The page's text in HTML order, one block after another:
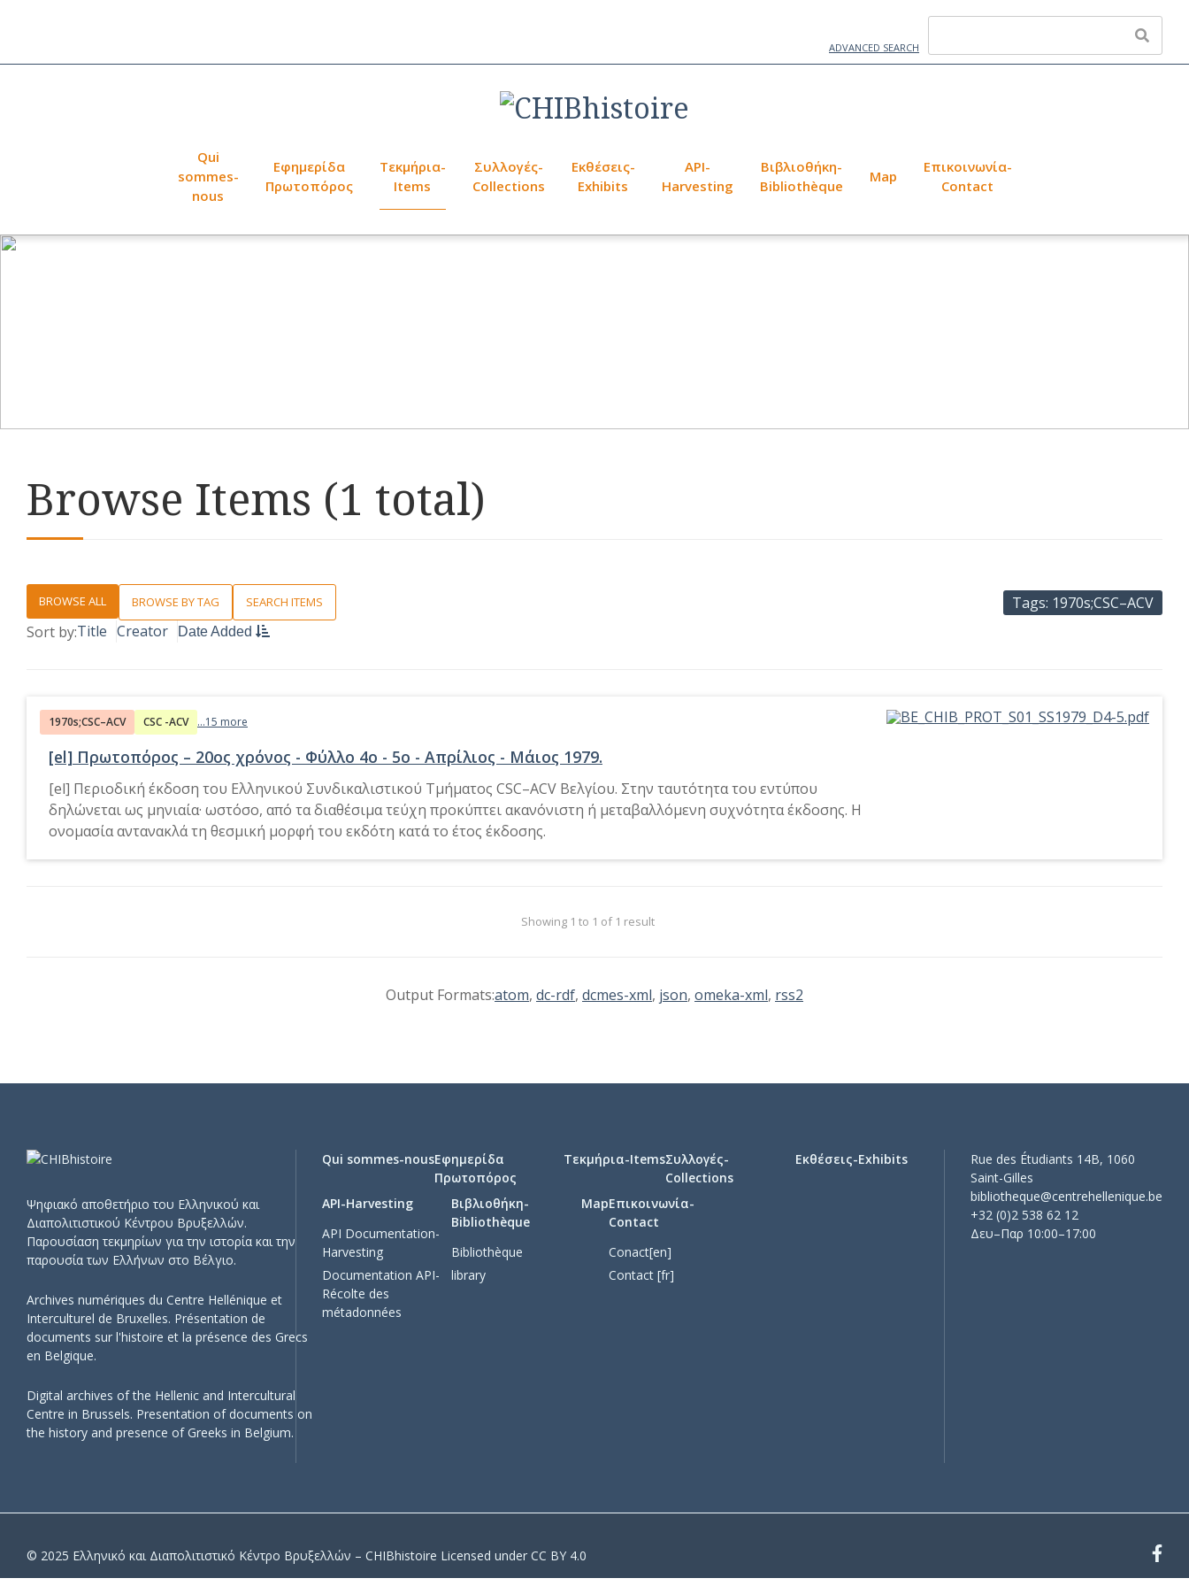
ADVANCED SEARCH
Qui
sommes-
nous
Εφημερίδα
Πρωτοπόρος
Τεκμήρια-
Items
Συλλογές-
Collections
Εκθέσεις-
Exhibits
API-
Harvesting
Βιβλιοθήκη-
Bibliothèque
Map
Επικοινωνία-
Contact
Browse Items (1 total)
BROWSE ALL BROWSE BY TAG SEARCH ITEMS
Tags: 1970s;CSC–ACV
Sort by:Title Creator Date Added
1970s;CSC–ACV CSC -ACV ...15 more
[el] Πρωτοπόρος – 20ος χρόνος - Φύλλο 4ο - 5ο - Απρίλιος - Μάιος 1979.
[el] Περιοδική έκδοση του Ελληνικού Συνδικαλιστικού Τμήματος CSC–ACV Βελγίου. Στην ταυτότητα του εντύπου
δηλώνεται ως μηνιαία· ωστόσο, από τα διαθέσιμα τεύχη προκύπτει ακανόνιστη ή μεταβαλλόμενη συχνότητα έκδοσης. Η
ονομασία αντανακλά τη θεσμική μορφή του εκδότη κατά το έτος έκδοσης.
Showing 1 to 1 of 1 result
Output Formats:atom, dc-rdf, dcmes-xml, json, omeka-xml, rss2
Ψηφιακό αποθετήριο του Ελληνικού και
Διαπολιτιστικού Κέντρου Βρυξελλών.
Παρουσίαση τεκμηρίων για την ιστορία και την
παρουσία των Ελλήνων στο Βέλγιο.
Archives numériques du Centre Hellénique et
Interculturel de Bruxelles. Présentation de
documents sur l'histoire et la présence des Grecs
en Belgique.
Digital archives of the Hellenic and Intercultural
Centre in Brussels. Presentation of documents on
the history and presence of Greeks in Belgium.
Qui sommes-nousΕφημερίδα
Πρωτοπόρος
Τεκμήρια-ItemsΣυλλογές-
Collections
Εκθέσεις-Exhibits
API-Harvesting
API Documentation-
Harvesting
Documentation API-
Récolte des
métadonnées
Βιβλιοθήκη-
Bibliothèque
Bibliothèque
library
MapΕπικοινωνία-
Contact
Conact[en]
Contact [fr]
Rue des Étudiants 14B, 1060
Saint-Gilles
bibliotheque@centrehellenique.be
+32 (0)2 538 62 12
Δευ–Παρ 10:00–17:00
© 2025 Ελληνικό και Διαπολιτιστικό Κέντρο Βρυξελλών – CHIBhistoire Licensed under CC BY 4.0